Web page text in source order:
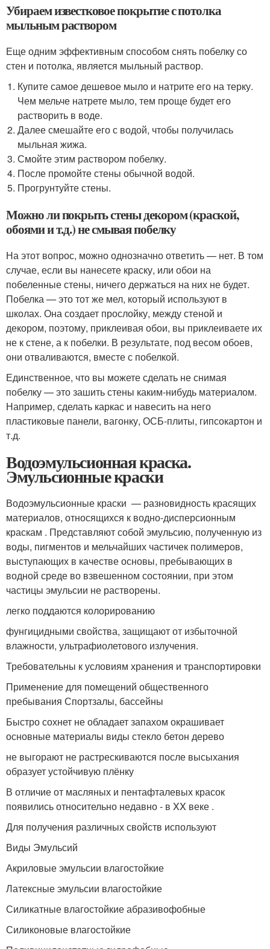
Убираем известковое покрытие с потолка
мыльным раствором
Еще одним эффективным способом снять побелку со
стен и потолка, является мыльный раствор.
Купите самое дешевое мыло и натрите его на терку.
Чем мельче натрете мыло, тем проще будет его
растворить в воде.
Далее смешайте его с водой, чтобы получилась
мыльная жижа.
Смойте этим раствором побелку.
После промойте стены обычной водой.
Прогрунтуйте стены.
Можно ли покрыть стены декором (краской,
обоями и т.д.) не смывая побелку
На этот вопрос, можно однозначно ответить — нет. В том
случае, если вы нанесете краску, или обои на
побеленные стены, ничего держаться на них не будет.
Побелка — это тот же мел, который используют в
школах. Она создает прослойку, между стеной и
декором, поэтому, приклеивая обои, вы приклеиваете их
не к стене, а к побелки. В результате, под весом обоев,
они отваливаются, вместе с побелкой.
Единственное, что вы можете сделать не снимая
побелку — это зашить стены каким-нибудь материалом.
Например, сделать каркас и навесить на него
пластиковые панели, вагонку, ОСБ-плиты, гипсокартон и
т.д.
Водоэмульсионная краска.
Эмульсионные краски
Водоэмульсионные краски — разновидность красящих
материалов, относящихся к водно-дисперсионным
краскам . Представляют собой эмульсию, полученную из
воды, пигментов и мельчайших частичек полимеров,
выступающих в качестве основы, пребывающих в
водной среде во взвешенном состоянии, при этом
частицы эмульсии не растворены.
легко поддаются колорированию
фунгицидными свойства, защищают от избыточной
влажности, ультрафиолетового излучения.
Требовательны к условиям хранения и транспортировки
Применение для помещений общественного
пребывания Спортзалы, бассейны
Быстро сохнет не обладает запахом окрашивает
основные материалы виды стекло бетон дерево
не выгорают не растрескиваются после высыхания
образует устойчивую плёнку
В отличие от масляных и пентафталевых красок
появились относительно недавно - в XX веке .
Для получения различных свойств используют
Виды Эмульсий
Акриловые эмульсии влагостойкие
Латексные эмульсии влагостойкие
Силикатные влагостойкие абразивофобные
Силиконовые влагостойкие